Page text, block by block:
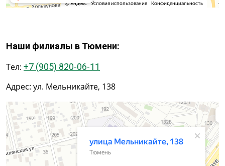
Наши филиалы в Тюмени:
Тел: +7 (905) 820-06-11
Адрес: ул. Мельникайте, 138
Тюмень
Улица Мельникайте, 138 — Яндекс Карты